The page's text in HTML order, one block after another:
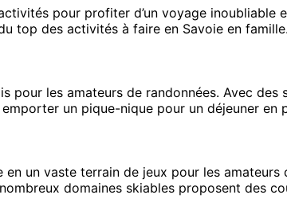
pour profiter d’un voyage
top des activités à faire en Savoie en famille.
pour les amateurs de randonnées. Avec
un pique-nique pour un déjeuner en
en un vaste terrain de jeux pour les amateurs
domaines skiables proposent des